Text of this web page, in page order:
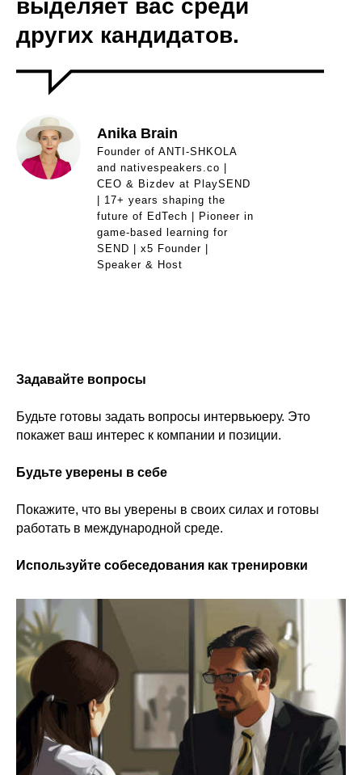
выделяет вас среди
других кандидатов.
Anika Brain
Founder of ANTI-SHKOLA
and nativespeakers.co |
CEO & Bizdev at PlaySEND
| 17+ years shaping the
future of EdTech | Pioneer in
game-based learning for
SEND | x5 Founder |
Speaker & Host
Задавайте вопросы
Будьте готовы задать вопросы интервьюеру. Это
покажет ваш интерес к компании и позиции.
Будьте уверены в себе
Покажите, что вы уверены в своих силах и готовы
работать в международной среде.
Используйте собеседования как тренировки